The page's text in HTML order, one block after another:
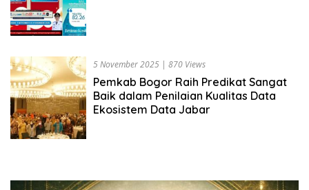
5 November 2025 | 870 Views
Pemkab Bogor Raih Predikat Sangat
Baik dalam Penilaian Kualitas Data
Ekosistem Data Jabar